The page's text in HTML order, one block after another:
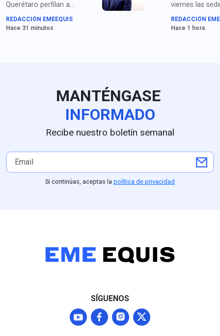
Querétaro perfilan a
Santiago Nieto y Ricardo
Astudillo como los
Nieto al frente de las
preferencias con 37.6%
frente a un 15.1% de
Astudillo, mientras que
Arias Consultores destacan
el respaldo propio del
Partido Verde (6.1%) y la
competitividad de Astudillo
REDACCIÓN EMEEQUIS
Hace 31 minutos
viernes las
para aplicar el
Control
derivadas de
más de 100
sospechas de
uso de
que
Territorium
supervisar la
REDACCIÓN
Hace 1 hora
MANTÉNGASE
INFORMADO
Recibe nuestro boletín semanal
Si continúas, aceptas la política de privacidad
SÍGUENOS